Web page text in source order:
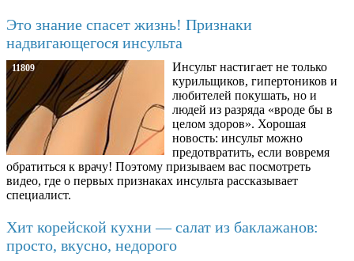
Это знание спасет жизнь! Признаки
надвигающегося инсульта
11809
Инсульт настигает не только
курильщиков, гипертоников и
любителей покушать, но и
людей из разряда «вроде бы в
целом здоров». Хорошая
новость: инсульт можно
предотвратить, если вовремя
обратиться к врачу! Поэтому призываем вас посмотреть
видео, где о первых признаках инсульта рассказывает
специалист.
Хит корейской кухни — салат из баклажанов:
просто, вкусно, недорого